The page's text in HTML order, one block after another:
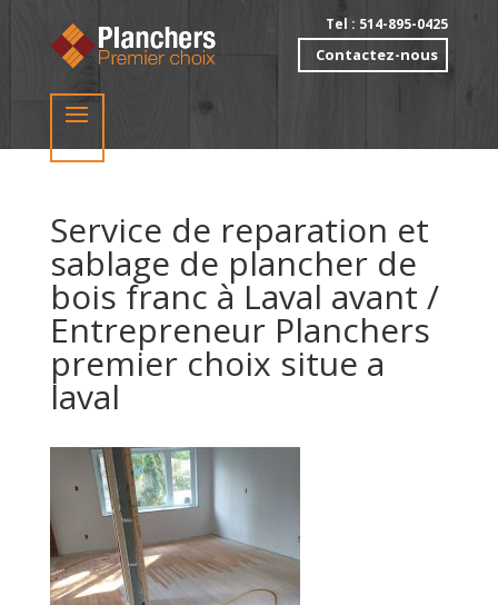
Tel : 514-895-0425
Contactez-nous
Service de reparation et
sablage de plancher de
bois franc à Laval avant /
Entrepreneur Planchers
premier choix situe a
laval